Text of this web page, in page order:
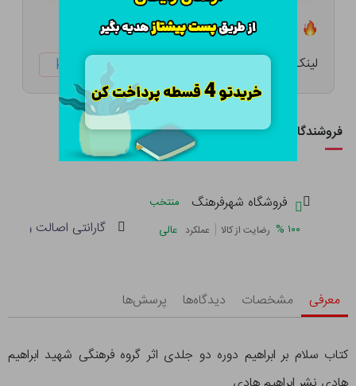
لینک کوتاه: ketabtala.com/sbp-38256
فروشندگان این کالا
فروشگاه شهرفرهنگ
منتخب
۱۰۰ % رضایت از کالا | عملکرد عالی گارانتی اصالت و
معرفی مشخصات دیدگاه‌ها پرسش‌ها
کتاب سلام بر ابراهیم دوره دو جلدی اثر گروه فرهنگی شهید ابراهیم